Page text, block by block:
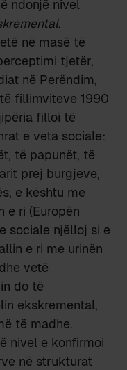
ndonjë nivel
.
në masë të
tjetër,
në Perëndim,
fillimviteve 1990
filloi të
e veta sociale:
të papunët, të
prej burgjeve,
e kështu me
e ri (Europën
sociale njëlloj si e
e ri me urinën
vetë
do të
ekskremental,
të madhe.
nivel e konfirmoi
në strukturat